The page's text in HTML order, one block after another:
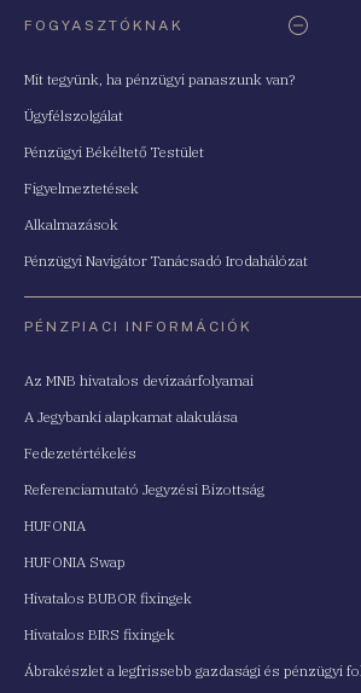
FOGYASZTÓKNAK
Mit tegyünk, ha pénzügyi panaszunk van?
Ügyfélszolgálat
Pénzügyi Békéltető Testület
Figyelmeztetések
Alkalmazások
Pénzügyi Navigátor Tanácsadó Irodahálózat
PÉNZPIACI INFORMÁCIÓK
Az MNB hivatalos devizaárfolyamai
A Jegybanki alapkamat alakulása
Fedezetértékelés
Referenciamutató Jegyzési Bizottság
HUFONIA
HUFONIA Swap
Hivatalos BUBOR fixingek
Hivatalos BIRS fixingek
Ábrakészlet a legfrissebb gazdasági és pénzügyi